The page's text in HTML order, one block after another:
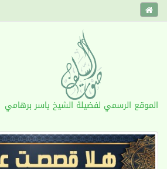
الموقع الرسمي لفضيلة الشيخ ياسر برهامي